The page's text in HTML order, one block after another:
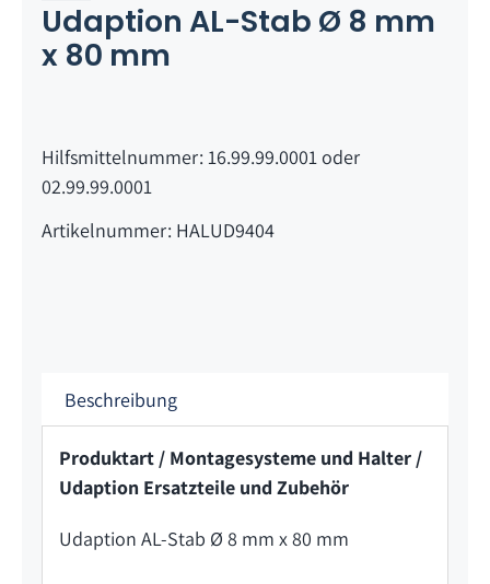
Udaption AL-Stab Ø 8 mm
x 80 mm
Hilfsmittelnummer: 16.99.99.0001 oder
02.99.99.0001
Artikelnummer: HALUD9404
Beschreibung
Produktart / Montagesysteme und Halter /
Udaption Ersatzteile und Zubehör
Udaption AL-Stab Ø 8 mm x 80 mm